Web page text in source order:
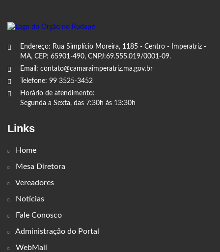
Endereço: Rua Simplício Moreira, 1185 - Centro - Imperatriz -
MA, CEP: 65901-490, CNPJ:69.555.019/0001-09.
Email: contato@camaraimperatriz.ma.gov.br
Telefone: 99 3525-3452
Horário de atendimento:
Segunda a Sexta, das 7:30h às 13:30h
Links
Home
Mesa Diretora
Vereadores
Notícias
Fale Conosco
Administração do Portal
WebMail